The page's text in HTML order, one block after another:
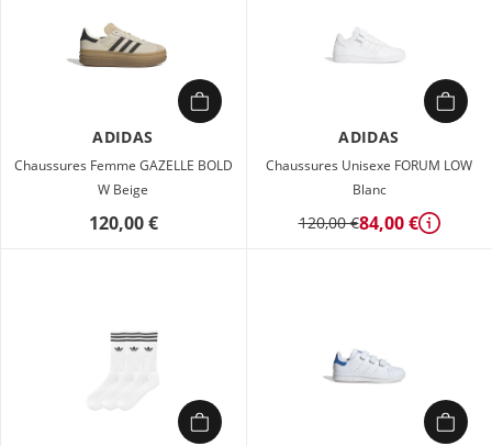
ADIDAS
Chaussures Femme GAZELLE BOLD
W Beige
120,00 €
ADIDAS
Chaussures Unisexe FORUM LOW
Blanc
120,00 €84,00 € Détails